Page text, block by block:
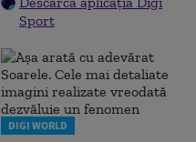
Sport
DIGI WORLD